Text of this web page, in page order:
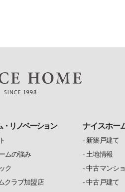
・リノベーション
ムの強み
ク
クラブ加盟店
ナイスホー
新築戸建て
土地情報
中古マンシ
中古戸建て